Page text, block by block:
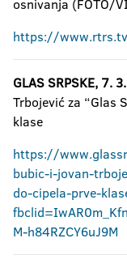
osnivanja (FOTO/
https://
GLAS SRPSKE, 7.
Trbojević za “Glas
klase
https://
bubic-i-jovan-
do-cipela-prve-
M-h84RZCY6uJ9M